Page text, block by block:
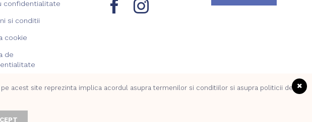
confidentialitate
si conditii
cookie
de
acest site reprezinta implica acordul asupra termenilor si conditiilor si asupra politicii de